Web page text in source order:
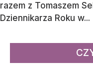
razem z Tomaszem
Dziennikarza Roku w...